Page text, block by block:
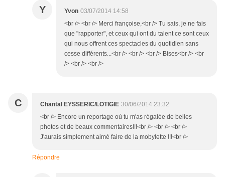
Y Yvon 03/07/2014 14:58
<br /> <br /> Merci françoise,<br /> Tu sais, je ne fais
que "rapporter", et ceux qui ont du talent ce sont ceux
qui nous offrent ces spectacles du quotidien sans
cesse différents...<br /> <br /> <br /> Bises<br /> <br
/> <br /> <br />
C Chantal EYSSERIC/LOTIGIE 30/06/2014 23:32
<br /> Encore un reportage où tu m'as régalée de belles
photos et de beaux commentaires!!!<br /> <br /> <br />
J'aurais simplement aimé faire de la mobylette !!!<br />
Répondre